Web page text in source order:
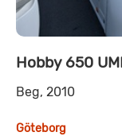
Hobby 650
Beg, 2010
Göteborg